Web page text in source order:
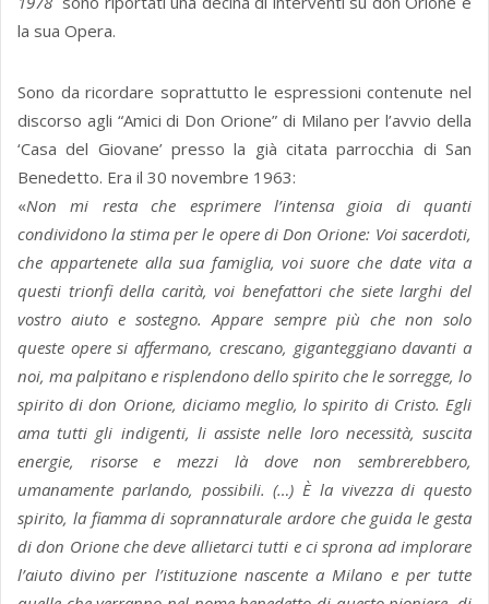
la sua Opera.
Sono da ricordare soprattutto le espressioni contenute nel
discorso agli “Amici di Don Orione” di Milano per l’avvio della
‘Casa del Giovane’ presso la già citata parrocchia di San
Benedetto. Era il 30 novembre 1963:
«Non mi resta che esprimere l’intensa gioia di quanti
condividono la stima per le opere di Don Orione: Voi sacerdoti,
che appartenete alla sua famiglia, voi suore che date vita a
questi trionfi della carità, voi benefattori che siete larghi del
vostro aiuto e sostegno. Appare sempre più che non solo
queste opere si affermano, crescano, giganteggiano davanti a
noi, ma palpitano e risplendono dello spirito che le sorregge, lo
spirito di don Orione, diciamo meglio, lo spirito di Cristo. Egli
ama tutti gli indigenti, li assiste nelle loro necessità, suscita
energie, risorse e mezzi là dove non sembrerebbero,
umanamente parlando, possibili. (…) È la vivezza di questo
spirito, la fiamma di soprannaturale ardore che guida le gesta
di don Orione che deve allietarci tutti e ci sprona ad implorare
l’aiuto divino per l’istituzione nascente a Milano e per tutte